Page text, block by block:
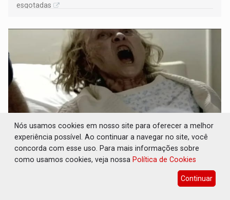
esgotadas
POSSESSÃO DE DEBORAH LOGAN: Terror
mistura mistério e filmagens quase reais –
Nós usamos cookies em nosso site para oferecer a melhor
experiência possível. Ao continuar a navegar no site, você
concorda com esse uso. Para mais informações sobre
como usamos cookies, veja nossa Política de Cookies
Continuar